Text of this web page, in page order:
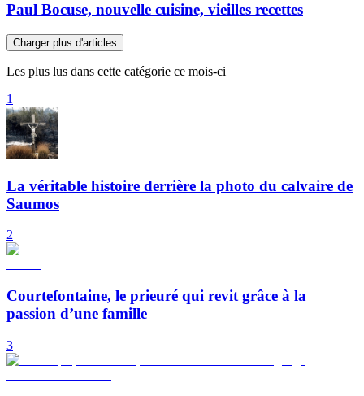
Paul Bocuse, nouvelle cuisine, vieilles recettes
Charger plus d'articles
Les plus lus dans cette catégorie ce mois-ci
1
La véritable histoire derrière la photo du calvaire de
Saumos
2
Courtefontaine, le prieuré qui revit grâce à la
passion d’une famille
3